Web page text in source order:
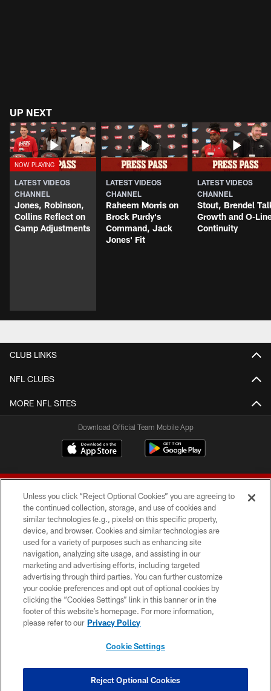
UP NEXT
LATEST VIDEOS
CHANNEL
Jones, Robinson,
Collins Reflect on
Camp Adjustments
LATEST VIDEOS
CHANNEL
Raheem Morris on
Brock Purdy's
Command, Jack
Jones' Fit
LATEST VIDEOS
CHANNEL
Stout, Brendel
Growth and O-
Continuity
CLUB LINKS
NFL CLUBS
MORE NFL SITES
Download Official Team Mobile App
© 2026 Forty Niners Football Company LLC
TERMS AND CONDITIONS
PRIVACY POLICY
ACCESSIBILITY
CONTACT US
COOKIE SETTINGS
Unless you click “Reject Optional Cookies” you are agreeing to
the continued collection, storage, and use of cookies and
similar technologies (e.g., pixels) on this specific property,
device, and browser. Cookies and similar technologies are
used for a variety of purposes such as enhancing site
navigation, analyzing site usage, and assisting in our
marketing and advertising efforts, including targeted
advertising through third parties. You can further customize
your cookie preferences and opt out of optional cookies by
clicking the “Cookies Settings” link in this banner or in the
footer of this website’s homepage. For more information,
please refer to our Privacy Policy
Cookie Settings
Reject Optional Cookies